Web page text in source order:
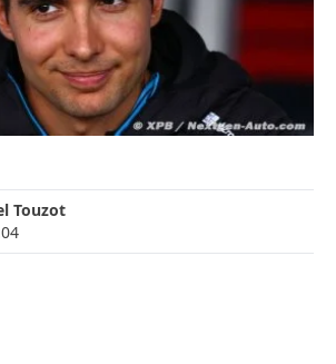
Touzot